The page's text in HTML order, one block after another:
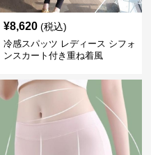
¥8,620 (税込)
冷感スパッツ レディース シフォ
ンスカート付き重ね着風